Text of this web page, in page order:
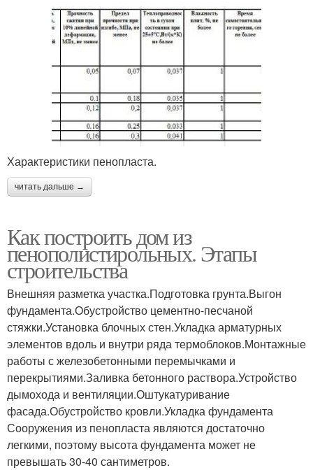
Характеристики пенопласта.
читать дальше →
Как построить дом из
пенополистирольных. Этапы
строительства
Внешняя разметка участка.Подготовка грунта.Выгон
фундамента.Обустройство цементно-песчаной
стяжки.Установка блочных стен.Укладка арматурных
элементов вдоль и внутри ряда термоблоков.Монтажные
работы с железобетонными перемычками и
перекрытиями.Заливка бетонного раствора.Устройство
дымохода и вентиляции.Оштукатуривание
фасада.Обустройство кровли.Укладка фундамента
Сооружения из пенопласта являются достаточно
легкими, поэтому высота фундамента может не
превышать 30-40 сантиметров.